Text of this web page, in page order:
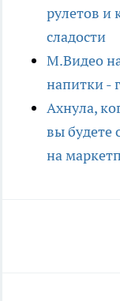
рулетов и
сладости
М.Видео
напитки -
Ахнула,
вы будете
на